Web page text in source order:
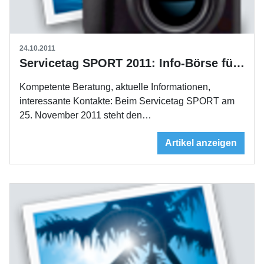
24.10.2011
Servicetag SPORT 2011: Info-Börse für Sportvereine und -verbände
Kompetente Beratung, aktuelle Informationen,
interessante Kontakte: Beim Servicetag SPORT am
25. November 2011 steht den…
Artikel anzeigen